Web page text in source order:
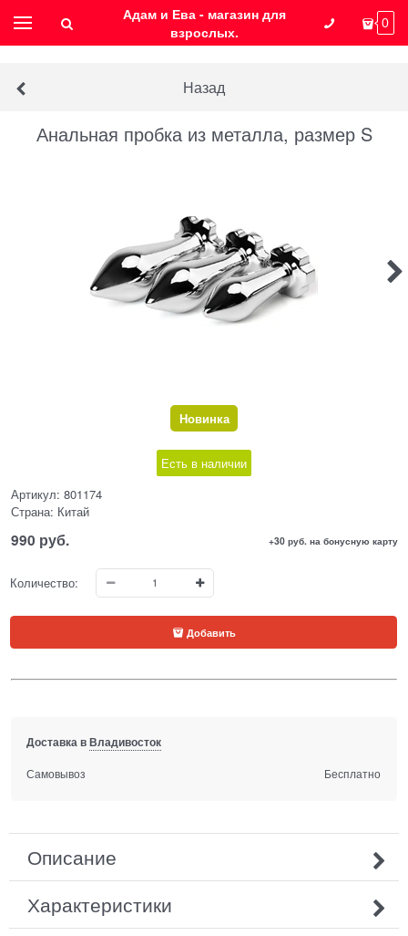
Адам и Ева - магазин для
взрослых.
0
Назад
Анальная пробка из металла, размер S
Новинка
Есть в наличии
Артикул: 801174
Страна: Китай
990 руб. +30 руб. на бонусную карту
Количество:
Добавить
Доставка вВладивосток
Самовывоз Бесплатно
Описание
Характеристики